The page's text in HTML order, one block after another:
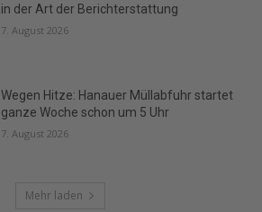
in der Art der Berichterstattung
7. August 2026
Wegen Hitze: Hanauer Müllabfuhr startet
ganze Woche schon um 5 Uhr
7. August 2026
Mehr laden